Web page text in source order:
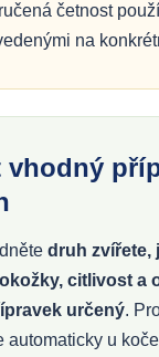
četnost
na
vhodný
druh zvířete,
citlivost a
určený.
automaticky u